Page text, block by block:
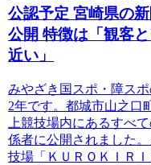
公認予定 宮崎県の
公開 特徴は「観客
近い」
みやざき国スポ・障ス
2年です。都城市山之口
上競技場内にあるすべ
係者に公開されました
技場「ＫＵＲＯＫＩＲ